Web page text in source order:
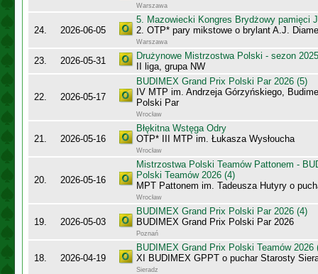
Warszawa
24. 2026-06-05
5. Mazowiecki Kongres Brydżowy pamięci
2. OTP* pary mikstowe o brylant A.J.
Warszawa
23. 2026-05-31
Drużynowe Mistrzostwa Polski - sezon
II liga, grupa NW
22. 2026-05-17
BUDIMEX Grand Prix Polski Par 2026 (5)
IV MTP im. Andrzeja Górzyńskiego,
Polski Par
Wrocław
21. 2026-05-16
Błękitna Wstęga Odry
OTP* III MTP im. Łukasza Wysłoucha
Wrocław
20. 2026-05-16
Mistrzostwa Polski Teamów Pattonem -
Polski Teamów 2026 (4)
MPT Pattonem im. Tadeusza Hutyry o
Wrocław
19. 2026-05-03
BUDIMEX Grand Prix Polski Par 2026 (4)
BUDIMEX Grand Prix Polski Par 2026
Poznań
18. 2026-04-19
BUDIMEX Grand Prix Polski Teamów 2026
XI BUDIMEX GPPT o puchar Starosty
Sieradz